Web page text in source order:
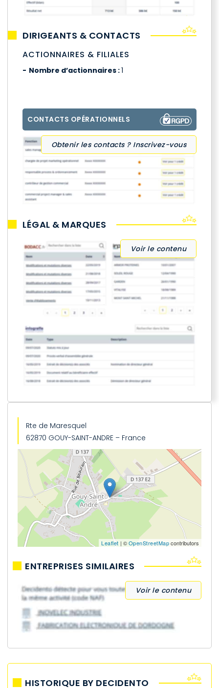
DIRIGEANTS & CONTACTS
ACTIONNAIRES & FILIALES
Nombre d’actionnaires :1
CONTACTS OPÉRATIONNELS
Obtenir les contacts ? Inscrivez-vous
LÉGAL & MARQUES
Voir le contenu
Rte de Maresquel
62870 GOUY-SAINT-ANDRE – France
Leaflet | ©OpenStreetMapcontributors
ENTREPRISES SIMILAIRES
Voir le contenu
HISTORIQUE BY DECIDENTO